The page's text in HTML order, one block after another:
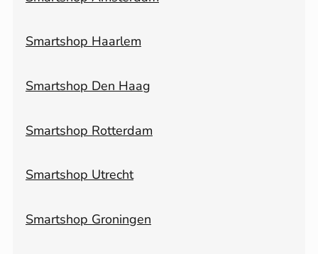
Smartshop Haarlem
Smartshop Den Haag
Smartshop Rotterdam
Smartshop Utrecht
Smartshop Groningen